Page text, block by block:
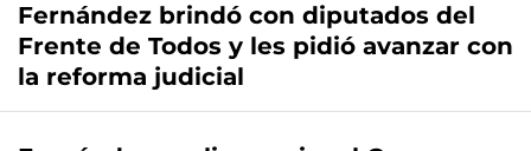
Fernández brindó con diputados del
Frente de Todos y les pidió avanzar con
la reforma judicial